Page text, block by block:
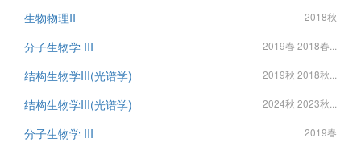
生物物理II 2018秋
分子生物学 III 2019春 2018春...
结构生物学III(光谱学) 2019秋 2018秋...
结构生物学III(光谱学) 2024秋 2023秋...
分子生物学 III 2019春